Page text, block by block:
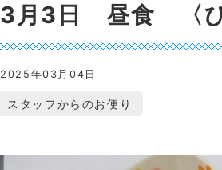
3月3日 昼食 〈ひ
2025年03月04日
スタッフからのお便り